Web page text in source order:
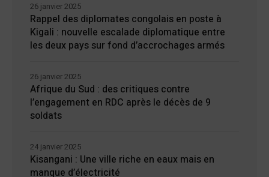
Rappel des diplomates congolais en poste à
Kigali : nouvelle escalade diplomatique entre
les deux pays sur fond d’accrochages armés
26 janvier 2025
Afrique du Sud : des critiques contre
l’engagement en RDC après le décès de 9
soldats
26 janvier 2025
Kisangani : Une ville riche en eaux mais en
manque d’électricité
24 janvier 2025